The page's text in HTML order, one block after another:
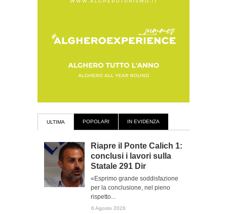
ULTIMA POPOLARI IN EVIDENZA
Riapre il Ponte Calich 1:
conclusi i lavori sulla
Statale 291 Dir
«Esprimo grande soddisfazione
per la conclusione, nel pieno
rispetto...
6 Agosto 2026